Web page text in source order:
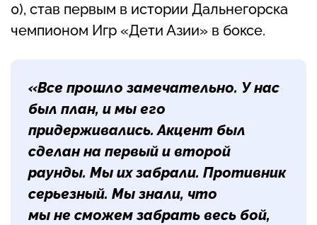
0), став первым в истории Дальнегорска
чемпионом Игр «Дети Азии» в боксе.
«Все прошло замечательно. У нас
был план, и мы его
придерживались. Акцент был
сделан на первый и второй
раунды. Мы их забрали. Противник
серьезный. Мы знали, что
мы не сможем забрать весь бой,